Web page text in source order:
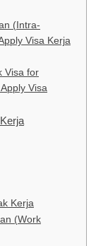
(Intra-
Visa Kerja
Visa for
Visa
Kerja
(Work